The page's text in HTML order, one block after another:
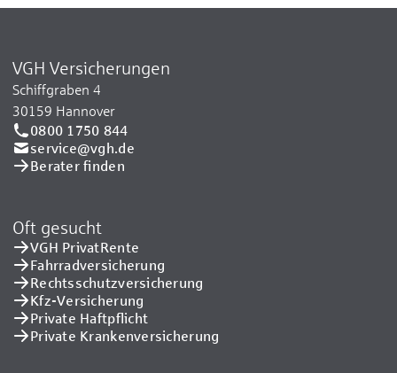
VGH Versicherungen
Schiffgraben 4
30159 Hannover
0800 1750 844
service@vgh.de
Berater finden
Oft gesucht
VGH PrivatRente
Fahrradversicherung
Rechtsschutzversicherung
Kfz-Versicherung
Private Haftpflicht
Private Kranken­versicherung